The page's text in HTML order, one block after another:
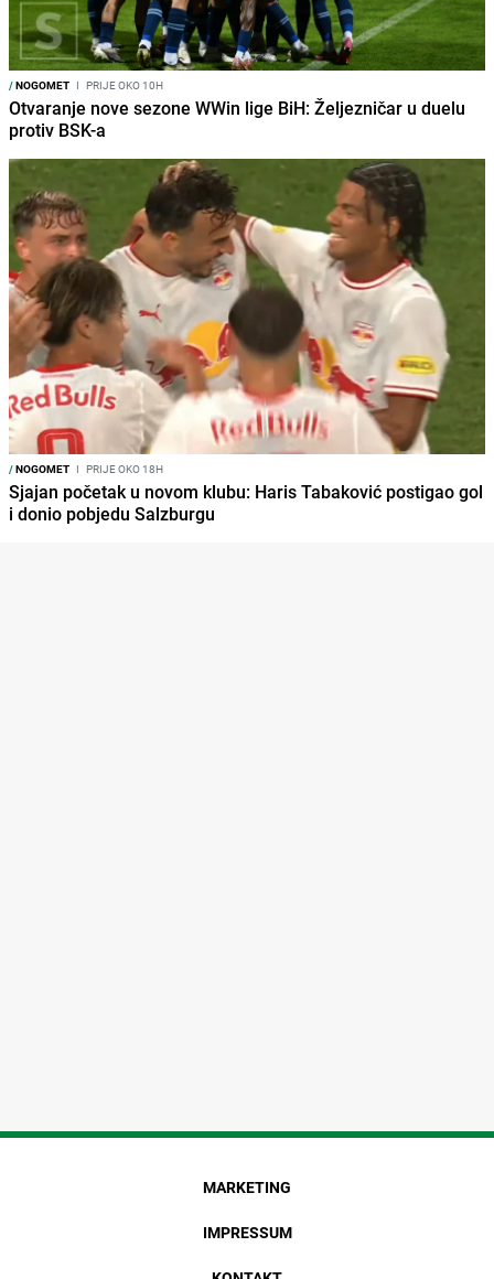
/NOGOMET I PRIJE OKO 10H
Otvaranje nove sezone WWin lige BiH: Željezničar u duelu
protiv BSK-a
/NOGOMET I PRIJE OKO 18H
Sjajan početak u novom klubu: Haris Tabaković postigao gol
i donio pobjedu Salzburgu
MARKETING
IMPRESSUM